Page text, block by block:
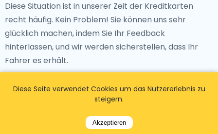
Diese Situation ist in unserer Zeit der Kreditkarten
recht häufig. Kein Problem! Sie können uns sehr
glücklich machen, indem Sie Ihr Feedback
hinterlassen, und wir werden sicherstellen, dass Ihr
Fahrer es erhält.
Taxis mit einem Taxameter sind in der Regel viel
teurer, da sie verschiedene Kosten wie einen höheren
Abholpreis in der Nacht, einen Preis pro Kilometer und
Diese Seite verwendet Cookies um das Nutzererlebnis zu
steigern.
Akzeptieren